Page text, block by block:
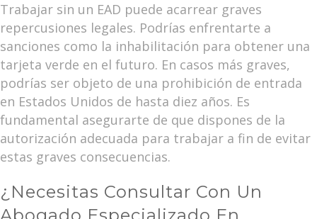
Trabajar sin un EAD puede acarrear graves
repercusiones legales. Podrías enfrentarte a
sanciones como la inhabilitación para obtener una
tarjeta verde en el futuro. En casos más graves,
podrías ser objeto de una prohibición de entrada
en Estados Unidos de hasta diez años. Es
fundamental asegurarte de que dispones de la
autorización adecuada para trabajar a fin de evitar
estas graves consecuencias.
¿Necesitas Consultar Con Un